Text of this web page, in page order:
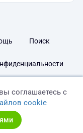
Поиск
соглашаетесь с
cookie